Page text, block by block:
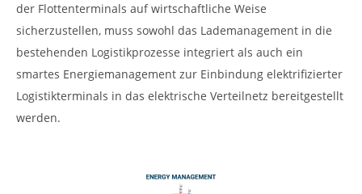
der Flottenterminals auf wirtschaftliche Weise
sicherzustellen, muss sowohl das Lademanagement in die
bestehenden Logistikprozesse integriert als auch ein
smartes Energiemanagement zur Einbindung elektrifizierter
Logistikterminals in das elektrische Verteilnetz bereitgestellt
werden.